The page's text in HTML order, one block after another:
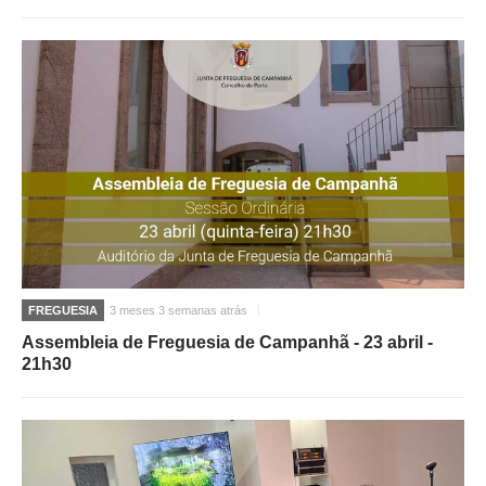
FREGUESIA 3 meses 3 semanas atrás
Assembleia de Freguesia de Campanhã - 23 abril -
21h30